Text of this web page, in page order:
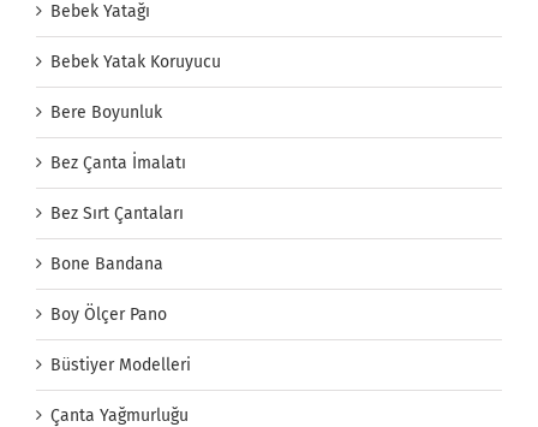
Bebek Yatağı
Bebek Yatak Koruyucu
Bere Boyunluk
Bez Çanta İmalatı
Bez Sırt Çantaları
Bone Bandana
Boy Ölçer Pano
Büstiyer Modelleri
Çanta Yağmurluğu